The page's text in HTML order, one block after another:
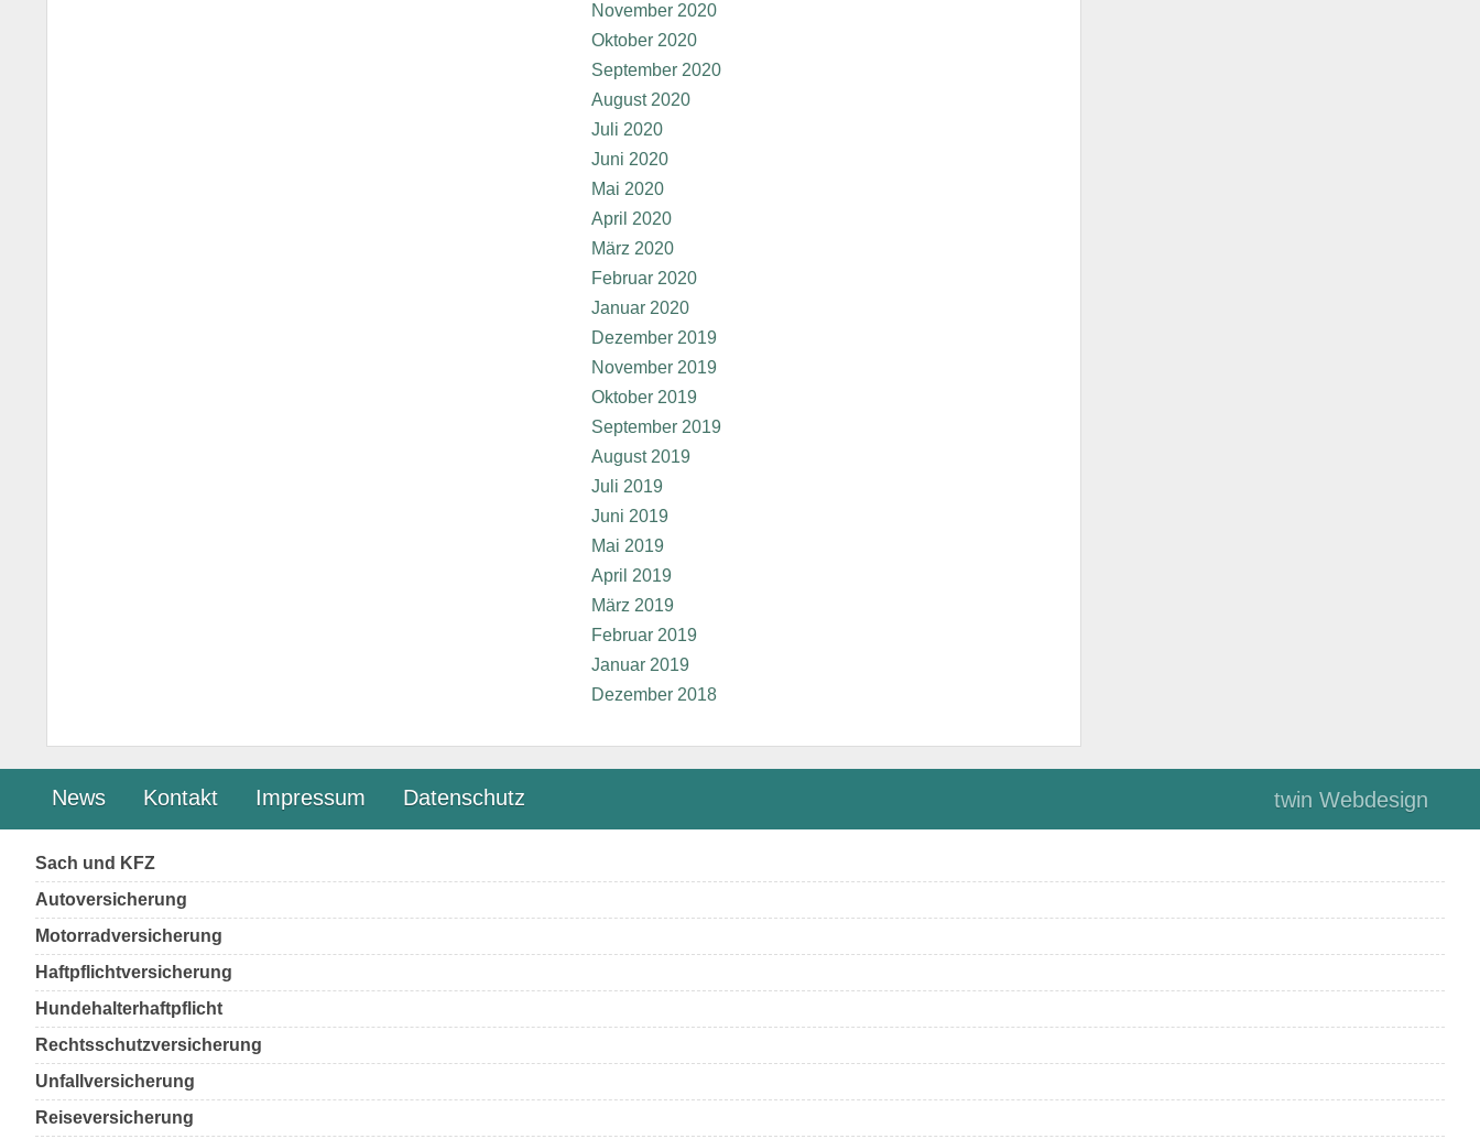
November 2020
Oktober 2020
September 2020
August 2020
Juli 2020
Juni 2020
Mai 2020
April 2020
März 2020
Februar 2020
Januar 2020
Dezember 2019
November 2019
Oktober 2019
September 2019
August 2019
Juli 2019
Juni 2019
Mai 2019
April 2019
März 2019
Februar 2019
Januar 2019
Dezember 2018
News Kontakt Impressum Datenschutz twin Webdesign
Sach und KFZ
Autoversicherung
Motorradversicherung
Haftpflichtversicherung
Hundehalterhaftpflicht
Rechtsschutzversicherung
Unfallversicherung
Reiseversicherung